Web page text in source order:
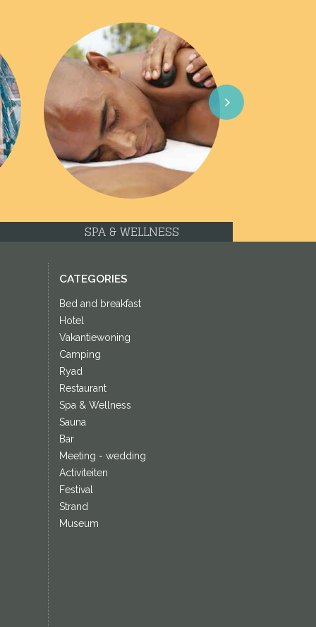
Next
SPA & WELLNESS
CATEGORIES
Bed and breakfast
Hotel
Vakantiewoning
Camping
Ryad
Restaurant
Spa & Wellness
Sauna
Bar
Meeting - wedding
Activiteiten
Festival
Strand
Museum